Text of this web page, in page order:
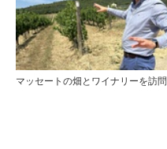
マッセートの畑とワイナリーを訪問